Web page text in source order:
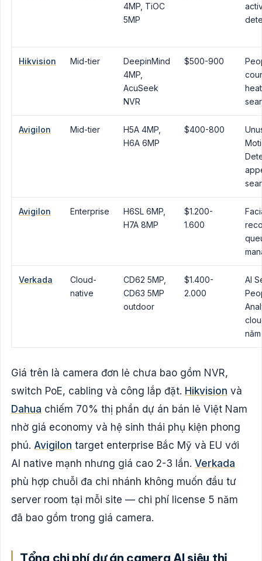
4MP, TiOC
5MP
Hikvision Mid-tier
DeepinMind
4MP,
AcuSeek
NVR
$500-900
Avigilon Mid-tier
H5A 4MP,
H6A 6MP
$400-800
Avigilon Enterprise
H6SL 6MP,
H7A 8MP
$1.200-
1.600
Verkada
Cloud-
native
CD62 5MP,
CD63 5MP
outdoor
$1.400-
2.000
AI
năm
Giá trên là camera đơn lẻ chưa bao gồm NVR,
switch PoE, cabling và công lắp đặt. Hikvision và
Dahua chiếm 70% thị phần dự án bán lẻ Việt Nam
nhờ giá economy và hệ sinh thái phụ kiện phong
phú. Avigilon target enterprise Bắc Mỹ và EU với
AI native mạnh nhưng giá cao 2-3 lần. Verkada
phù hợp chuỗi đa chi nhánh không muốn đầu tư
server room tại mỗi site — chi phí license 5 năm
đã bao gồm trong giá camera.
Tổng chi phí dự án camera AI siêu thị